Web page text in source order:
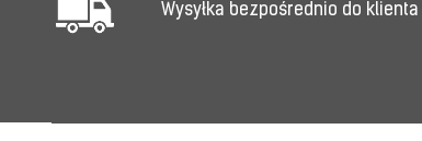
Wysyłka bezpośrednio do klienta